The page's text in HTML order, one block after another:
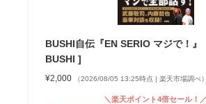
BUSHI自伝『EN SERIO マジで！』
BUSHI ]
¥2,000 （2026/08/05 13:25時点 | 楽天市場調べ）
＼楽天ポイント4倍セール！／